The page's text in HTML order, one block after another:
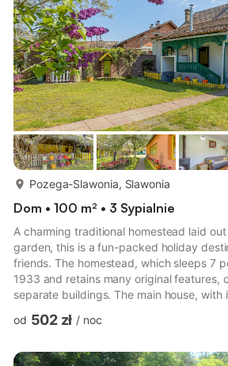
zewnętrzny to prawdziwa przyjemność,
miesiącach zimowych hitem jest strefa
Pozega-Slawonia, Slawonia
Dom • 100 m² • 3 Sypialnie
A charming traditional homestead laid
garden, this is a fun-packed holiday
friends. The homestead, which sleeps 7
1933 and retains many original features,
separate buildings. The main house,
lead off a central hall, with a traditional
big brick grill and two large tables where
od 502 zł / noc